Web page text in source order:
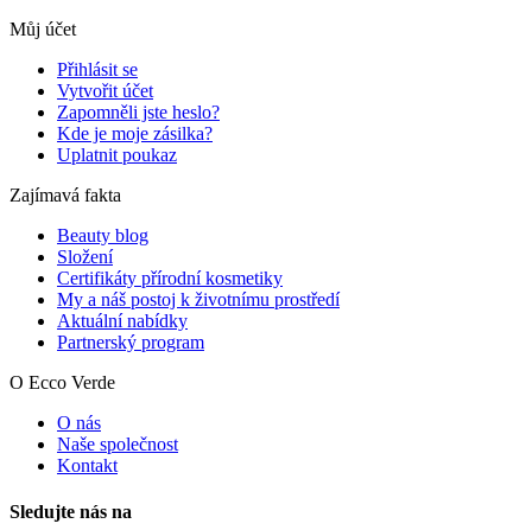
Můj účet
Přihlásit se
Vytvořit účet
Zapomněli jste heslo?
Kde je moje zásilka?
Uplatnit poukaz
Zajímavá fakta
Beauty blog
Složení
Certifikáty přírodní kosmetiky
My a náš postoj k životnímu prostředí
Aktuální nabídky
Partnerský program
O Ecco Verde
O nás
Naše společnost
Kontakt
Sledujte nás na